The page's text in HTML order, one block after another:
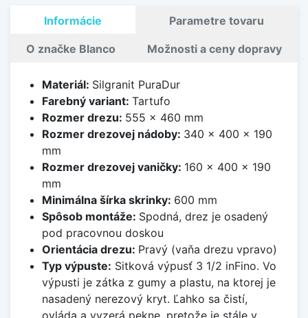
Informácie Parametre tovaru
O značke Blanco Možnosti a ceny dopravy
Materiál: Silgranit PuraDur
Farebný variant: Tartufo
Rozmer drezu: 555 x 460 mm
Rozmer drezovej nádoby: 340 x 400 x 190
mm
Rozmer drezovej vaničky: 160 x 400 x 190
mm
Minimálna šírka skrinky: 600 mm
Spôsob montáže: Spodná, drez je osadený
pod pracovnou doskou
Orientácia drezu: Pravý (vaňa drezu vpravo)
Typ výpuste: Sitková výpusť 3 1/2 inFino. Vo
výpusti je zátka z gumy a plastu, na ktorej je
nasadený nerezový kryt. Ľahko sa čistí,
ovláda a vyzerá pekne, pretože je stále v